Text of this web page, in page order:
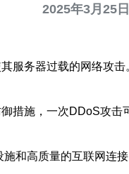
2025年3月25日
服务器过载的网络攻
措施，一次DDoS攻
和高质量的互联网